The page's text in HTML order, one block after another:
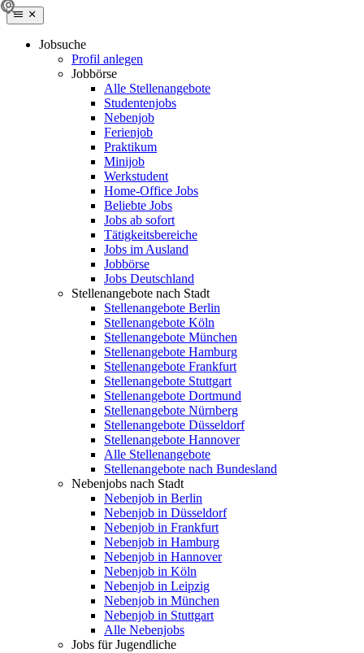
Jobsuche
Profil anlegen
Jobbörse
Alle Stellenangebote
Studentenjobs
Nebenjob
Ferienjob
Praktikum
Minijob
Werkstudent
Home-Office Jobs
Beliebte Jobs
Jobs ab sofort
Tätigkeitsbereiche
Jobs im Ausland
Jobbörse
Jobs Deutschland
Stellenangebote nach Stadt
Stellenangebote Berlin
Stellenangebote Köln
Stellenangebote München
Stellenangebote Hamburg
Stellenangebote Frankfurt
Stellenangebote Stuttgart
Stellenangebote Dortmund
Stellenangebote Nürnberg
Stellenangebote Düsseldorf
Stellenangebote Hannover
Alle Stellenangebote
Stellenangebote nach Bundesland
Nebenjobs nach Stadt
Nebenjob in Berlin
Nebenjob in Düsseldorf
Nebenjob in Frankfurt
Nebenjob in Hamburg
Nebenjob in Hannover
Nebenjob in Köln
Nebenjob in Leipzig
Nebenjob in München
Nebenjob in Stuttgart
Alle Nebenjobs
Jobs für Jugendliche